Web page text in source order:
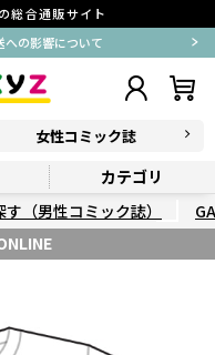
総合通販サイト
への影響について
女性コミック誌
カテゴリ
（男性コミック誌）